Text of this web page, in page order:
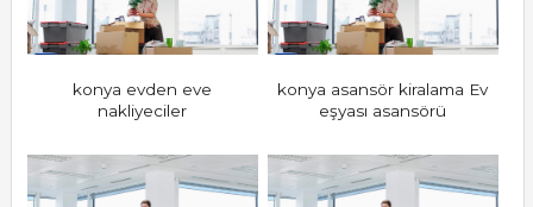
konya evden eve
nakliyeciler
konya asansör kiralama Ev
eşyası asansörü